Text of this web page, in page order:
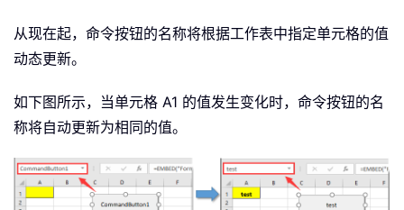
从现在起，命令按钮的名称将根据工作表中指定单元格的值
动态更新。
如下图所示，当单元格 A1 的值发生变化时，命令按钮的名
称将自动更新为相同的值。